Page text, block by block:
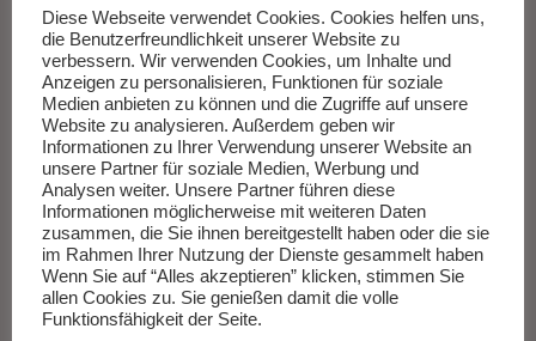
Nicht, weil die Antworten nicht gut oder wichtig wären, sondern
weil die Fragen so unfassbar groß und so fürchterlich
erscheinen, dass wir den Antworten darauf nicht mehr
vertrauen. Bis wir uns erinnern, dass einer sie alle kannte, die
Fragen und die Antworten. Weiterlesen…
___________
Die Sachbücher des Monats Juli 2026
Herausgegeben von Andreas Wang.
Diese Webseite verwendet Cookies. Cookies helfen uns,
die Benutzerfreundlichkeit unserer Website zu
verbessern. Wir verwenden Cookies, um Inhalte und
Anzeigen zu personalisieren, Funktionen für soziale
Medien anbieten zu können und die Zugriffe auf unsere
Website zu analysieren. Außerdem geben wir
Informationen zu Ihrer Verwendung unserer Website an
unsere Partner für soziale Medien, Werbung und
Analysen weiter. Unsere Partner führen diese
Informationen möglicherweise mit weiteren Daten
zusammen, die Sie ihnen bereitgestellt haben oder die sie
im Rahmen Ihrer Nutzung der Dienste gesammelt haben
Wenn Sie auf “Alles akzeptieren” klicken, stimmen Sie
allen Cookies zu. Sie genießen damit die volle
Funktionsfähigkeit der Seite.